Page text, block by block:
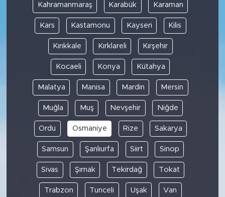
Kahramanmaraş Karabük Karaman
Kars Kastamonu Kayseri Kilis
Kırıkkale Kırklareli Kırşehir
Kocaeli Konya Kütahya
Malatya Manisa Mardin Mersin
Muğla Muş Nevşehir Niğde
Ordu Osmaniye Rize Sakarya
Samsun Şanlıurfa Siirt Sinop
Sivas Şırnak Tekirdağ Tokat
Trabzon Tunceli Uşak Van